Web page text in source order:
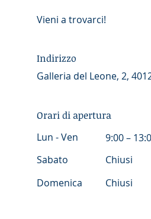
Vieni a trovarci!
Indirizzo
Galleria del Leone, 2,
Orari di apertura
Lun - Ven
9:00 –
Sabato
Chiusi
Domenica
Chiusi